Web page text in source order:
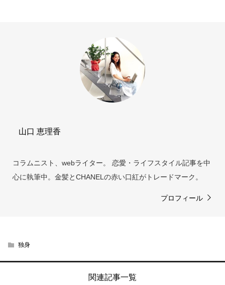
山口 恵理香
コラムニスト、webライター。 恋愛・ライフスタイル記事を中
心に執筆中。金髪とCHANELの赤い口紅がトレードマーク。
プロフィール
独身
関連記事一覧